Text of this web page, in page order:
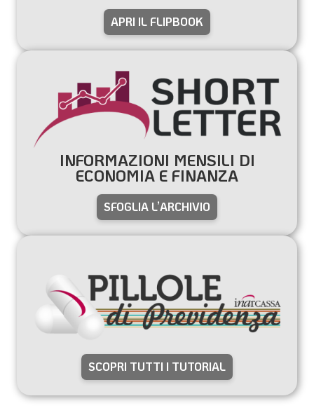
APRI IL FLIPBOOK
INFORMAZIONI MENSILI DI
ECONOMIA E FINANZA
SFOGLIA L’ARCHIVIO
SCOPRI TUTTI I TUTORIAL